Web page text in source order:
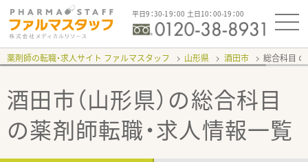
平日9：30-19：00 土日10：00-19：00
薬剤師の転職・求人サイト ファルマスタッフ 山形県 酒田市 総合科目
酒田市（山形県）の総合科目
の薬剤師転職・求人情報一覧